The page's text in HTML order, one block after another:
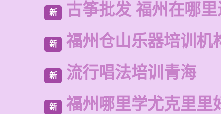
新 古筝批发 福州在哪
新 福州仓山乐器培训机
新 流行唱法培训青海
新 福州哪里学尤克里里